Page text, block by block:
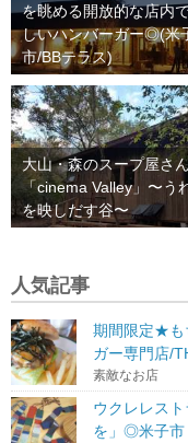
を眺める開放的な店内
しいハンバーガー◎(米
市/BBテラス)
大山・森のスープ屋さ
「cinema Valley」〜う
を映しだす谷〜
人気記事
期間限定★も
ガー専門店/
素敵なお店
ウクレレス
を」◎米子市